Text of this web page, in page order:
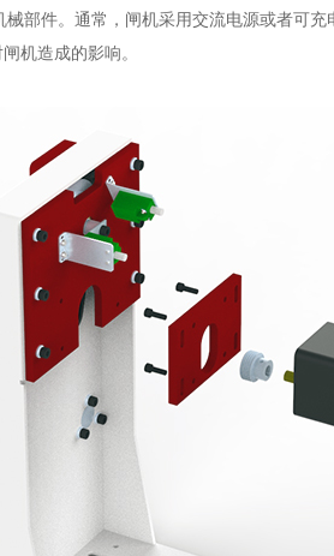
部件。通常，闸机采用交流电源或者可
机造成的影响。